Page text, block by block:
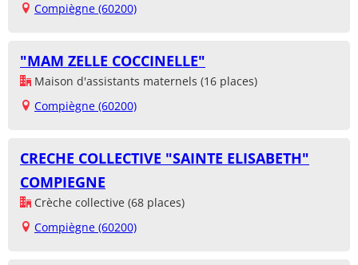
Compiègne (60200)
"MAM ZELLE COCCINELLE"
Maison d'assistants maternels (16 places)
Compiègne (60200)
CRECHE COLLECTIVE "SAINTE ELISABETH"
COMPIEGNE
Crèche collective (68 places)
Compiègne (60200)